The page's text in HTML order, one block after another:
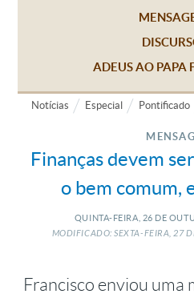
ADEUS AO PAPA
Notícias Especial Pontificado
Finanças devem
o bem comum,
QUINTA-FEIRA, 26 DE
MODIFICADO: SEXTA-FEIRA, 27
Francisco enviou uma